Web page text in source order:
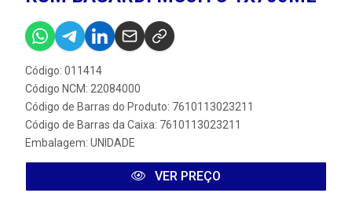
Código: 011414
Código NCM: 22084000
Código de Barras do Produto: 7610113023211
Código de Barras da Caixa: 7610113023211
Embalagem: UNIDADE
VER PREÇO